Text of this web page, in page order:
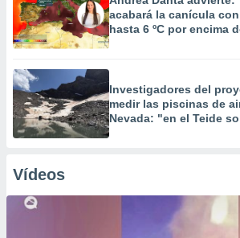
acabará la canícula
hasta 6 ºC por encima
Investigadores del
medir las piscinas de
Nevada: "en el Teide
Vídeos